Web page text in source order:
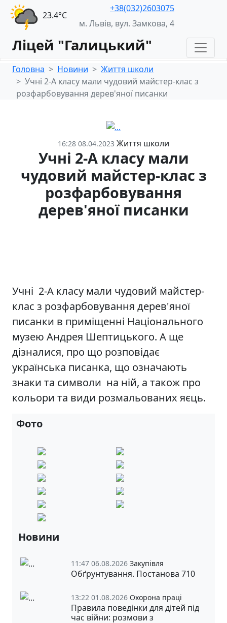
23.4°С
+38(032)2603075
м. Львів, вул. Замкова, 4
Ліцей "Галицький"
Головна Новини
Життя школи
Учні 2-А класу мали чудовий майстер-клас з
розфарбовування дерев'яної писанки
16:28 08.04.2023 Життя школи
Учні 2-А класу мали
чудовий майстер-клас з
розфарбовування
дерев'яної писанки
Учні 2-А класу мали чудовий майстер-
клас з розфарбовування дерев'яної
писанки в приміщенні Національного
музею Андрея Шептицького. А ще
дізналися, про що розповідає
українська писанка, що означають
знаки та символи на ній, а також про
кольори та види розмальованих яєць.
Фото
Новини
11:47 06.08.2026 Закупівля
Обґрунтування. Постанова 710
13:22 01.08.2026 Охорона праці
Правила поведінки для дітей під
час війни: розмови з